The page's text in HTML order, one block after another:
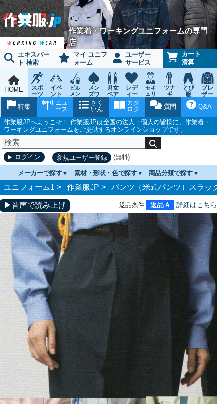
作業着・ワーキングユニフォームの専門
店
エキスパー
ト 検索
マイ ユニフ
ォーム
ユーザー
サービス
カート
清算
HOME
スポ
ーツ
ウェ
イベ
ント
チー
ム
ビル
メン
ンス
メン
ズワ
ーキ
ング
男女
ペア
レデ
ィー
ス
ワー
キン
グ
セキ
ュリ
ティ
ウェ
ツナ
ギ
とび
服
鳶作
業用
ブレ
ザー
ツ
Q&A
質問
カタ
ログ
さく
いん
ニュ
ース
特集
作業服JPへようこそ！ 作業服JPは全国の法人・個人の皆様に、作業着・
ワーキングユニフォームをご提供するオンラインショップです。
ログイン 新規ユーザー登録 (無料)
メーカーで探す 素材・形状・色で探す 商品分類で探す
ユニフォーム1 > 作業服JP > パンツ（米式パンツ）スラッ
▶音声で読み上げ 返品条件 返品Ａ 詳細はこちら